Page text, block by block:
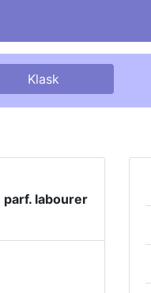
parf. labourer